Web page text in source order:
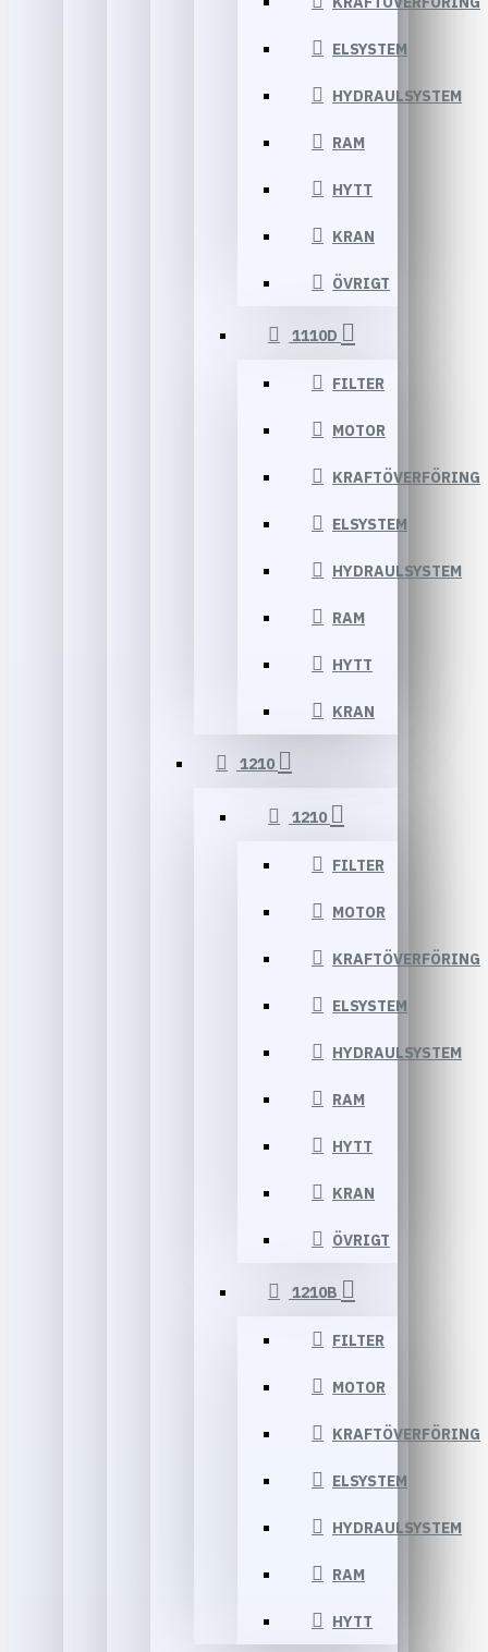
ELSYSTEM
HYDRAULSYSTEM
RAM
HYTT
KRAN
ÖVRIGT
1110D
FILTER
MOTOR
KRAFTÖVERFÖRING
ELSYSTEM
HYDRAULSYSTEM
RAM
HYTT
KRAN
1210
1210
FILTER
MOTOR
KRAFTÖVERFÖRING
ELSYSTEM
HYDRAULSYSTEM
RAM
HYTT
KRAN
ÖVRIGT
1210B
FILTER
MOTOR
KRAFTÖVERFÖRING
ELSYSTEM
HYDRAULSYSTEM
RAM
HYTT